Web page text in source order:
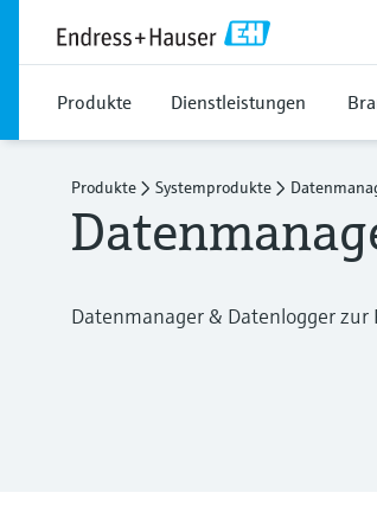
Produkte Dienstleistungen
Produkte Systemprodukte
Datenmanager & Datenlogger zur